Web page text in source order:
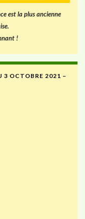
est la plus ancienne
!
3 OCTOBRE 2021 –